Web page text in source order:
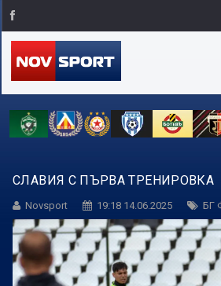
СЛАВИЯ С ПЪРВА ТРЕНИРОВКА
Novsport 19:18 14.06.2025 БГ